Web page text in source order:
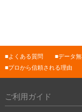
よくある質問 データ
プロから信頼される理由
ご利用ガイド